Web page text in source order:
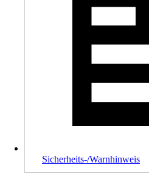
Sicherheits-/Warnhinweis